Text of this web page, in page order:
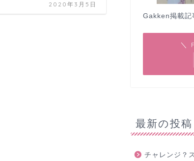
2020年3月5日
Gakken掲載記
＼
最新の投稿
チャレンジ？